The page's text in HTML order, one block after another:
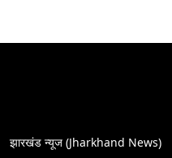
झारखंड न्यूज (Jharkhand News)